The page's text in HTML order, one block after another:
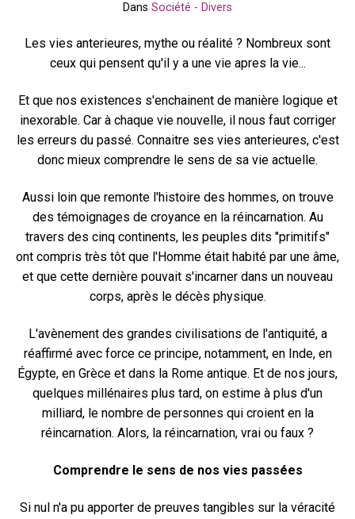
Dans Société - Divers
Les vies anterieures, mythe ou réalité ? Nombreux sont
ceux qui pensent qu'il y a une vie apres la vie...
Et que nos existences s'enchainent de manière logique et
inexorable. Car à chaque vie nouvelle, il nous faut corriger
les erreurs du passé. Connaitre ses vies anterieures, c'est
donc mieux comprendre le sens de sa vie actuelle.
Aussi loin que remonte l'histoire des hommes, on trouve
des témoignages de croyance en la réincarnation. Au
travers des cinq continents, les peuples dits "primitifs"
ont compris très tôt que l'Homme était habité par une âme,
et que cette dernière pouvait s'incarner dans un nouveau
corps, après le décès physique.
L'avènement des grandes civilisations de l'antiquité, a
réaffirmé avec force ce principe, notamment, en Inde, en
Égypte, en Grèce et dans la Rome antique. Et de nos jours,
quelques millénaires plus tard, on estime à plus d'un
milliard, le nombre de personnes qui croient en la
réincarnation. Alors, la réincarnation, vrai ou faux ?
Comprendre le sens de nos vies passées
Si nul n'a pu apporter de preuves tangibles sur la véracité